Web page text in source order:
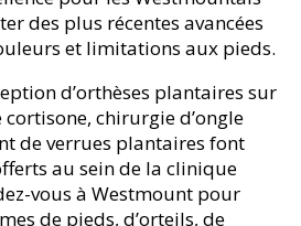
des plus récentes avancées
et limitations aux pieds.
d’orthèses plantaires sur
chirurgie d’ongle
de verrues plantaires font
au sein de la clinique
vous à Westmount pour
de pieds, d’orteils, de